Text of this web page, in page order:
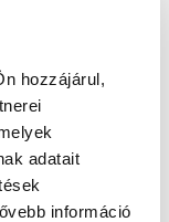
hozzájárul,
adatait
információ